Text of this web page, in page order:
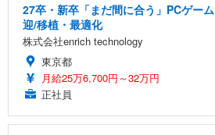
27卒・新卒「まだ間に合う」PCゲー
迎/移植・最適化
株式会社enrich technology
東京都
月給25万6,700円～32万円
正社員